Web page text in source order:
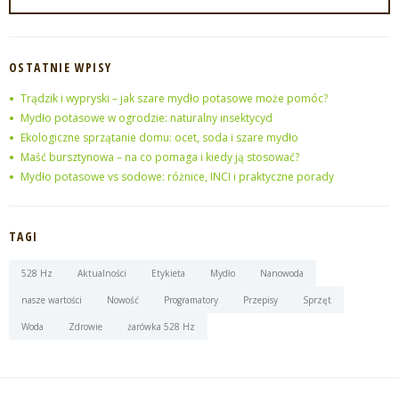
OSTATNIE WPISY
Trądzik i wypryski – jak szare mydło potasowe może pomóc?
Mydło potasowe w ogrodzie: naturalny insektycyd
Ekologiczne sprzątanie domu: ocet, soda i szare mydło
Maść bursztynowa – na co pomaga i kiedy ją stosować?
Mydło potasowe vs sodowe: różnice, INCI i praktyczne porady
TAGI
528 Hz Aktualności Etykieta Mydło Nanowoda
nasze wartości Nowość Programatory Przepisy Sprzęt
Woda Zdrowie żarówka 528 Hz